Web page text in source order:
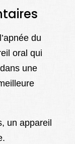
du
oral qui
une
un appareil